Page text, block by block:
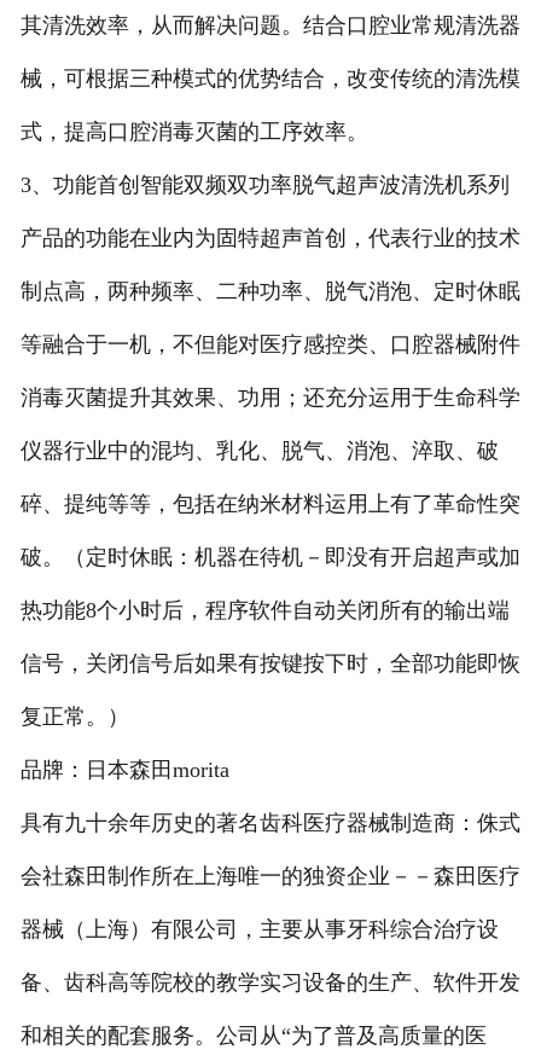
其清洗效率，从而解决问题。结合口腔业常规清洗器
械，可根据三种模式的优势结合，改变传统的清洗模
式，提高口腔消毒灭菌的工序效率。
3、功能首创智能双频双功率脱气超声波清洗机系列
产品的功能在业内为固特超声首创，代表行业的技术
制点高，两种频率、二种功率、脱气消泡、定时休眠
等融合于一机，不但能对医疗感控类、口腔器械附件
消毒灭菌提升其效果、功用；还充分运用于生命科学
仪器行业中的混均、乳化、脱气、消泡、淬取、破
碎、提纯等等，包括在纳米材料运用上有了革命性突
破。（定时休眠：机器在待机－即没有开启超声或加
热功能8个小时后，程序软件自动关闭所有的输出端
信号，关闭信号后如果有按键按下时，全部功能即恢
复正常。）
品牌：日本森田morita
具有九十余年历史的著名齿科医疗器械制造商：侏式
会社森田制作所在上海唯一的独资企业－－森田医疗
器械（上海）有限公司，主要从事牙科综合治疗设
备、齿科高等院校的教学实习设备的生产、软件开发
和相关的配套服务。公司从“为了普及高质量的医